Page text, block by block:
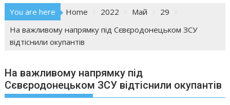
You are here Home 2022 Май
29
На важливому напрямку під Сєвєродонецьком ЗСУ
відтіснили окупантів
На важливому напрямку під
Сєвєродонецьком ЗСУ відтіснили окупантів